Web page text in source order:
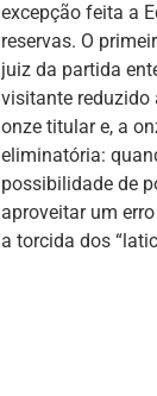
excepção feita a
reservas. O
juiz da partida
visitante reduzido
onze titular e, a
eliminatória:
possibilidade de
aproveitar um
a torcida dos